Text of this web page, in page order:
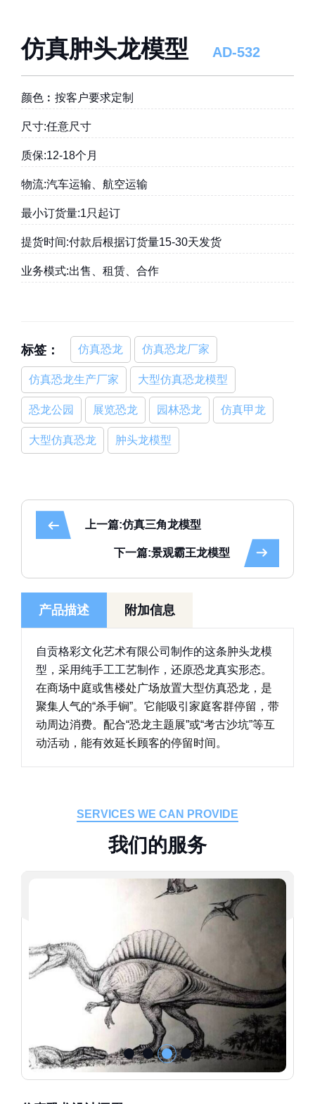
仿真肿头龙模型 AD-532
颜色︰按客户要求定制
尺寸:任意尺寸
质保:12-18个月
物流:汽车运输、航空运输
最小订货量:1只起订
提货时间:付款后根据订货量15-30天发货
业务模式:出售、租赁、合作
标签： 仿真恐龙 仿真恐龙厂家
仿真恐龙生产厂家 大型仿真恐龙模型
恐龙公园 展览恐龙 园林恐龙 仿真甲龙
大型仿真恐龙 肿头龙模型
上一篇:仿真三角龙模型
下一篇:景观霸王龙模型
产品描述 附加信息
自贡格彩文化艺术有限公司制作的这条肿头龙模
型，采用纯手工工艺制作，还原恐龙真实形态。
在商场中庭或售楼处广场放置大型仿真恐龙，是
聚集人气的“杀手锏”。它能吸引家庭客群停留，带
动周边消费。配合“恐龙主题展”或“考古沙坑”等互
动活动，能有效延长顾客的停留时间。
SERVICES WE CAN PROVIDE
我们的服务